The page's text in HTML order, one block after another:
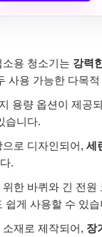
용 청소기는 강력
사용 가능한 다목
용량 옵션이 제공
습니다.
로 디자인되어, 세
.
위한 바퀴와 긴 전원
쉽게 사용할 수 있습
재로 제작되어, 장